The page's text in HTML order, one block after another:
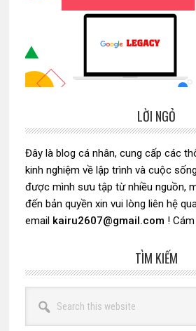
chính
LỜI NGỎ
Đây là blog cá nhân, cung cấp các
kinh nghiệm về lập trình và cuộc
được mình sưu tập từ nhiều nguồn,
đến bản quyền xin vui lòng liên hệ
email kairu2607@gmail.com !
TÌM KIẾM
this
website